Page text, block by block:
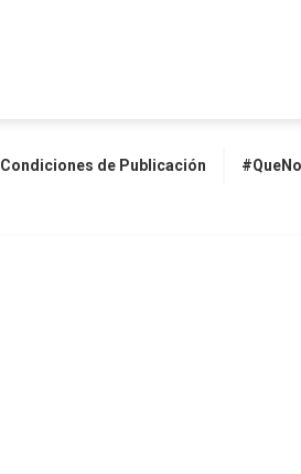
Condiciones de Publicación